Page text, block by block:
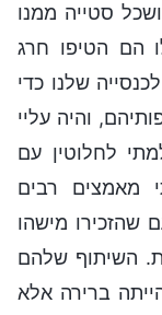
סטייה ממנו
הם הטיפו חרג
שלנו כדי
והיה עליי
לחלוטין עם
מאמצים רבים
שהזכירו מישהו
השיתוף שלהם
ברירה אלא